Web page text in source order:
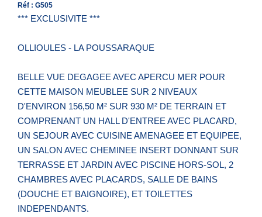
Réf : G505
*** EXCLUSIVITE ***
OLLIOULES - LA POUSSARAQUE
BELLE VUE DEGAGEE AVEC APERCU MER POUR
CETTE MAISON MEUBLEE SUR 2 NIVEAUX
D'ENVIRON 156,50 M² SUR 930 M² DE TERRAIN ET
COMPRENANT UN HALL D'ENTREE AVEC PLACARD,
UN SEJOUR AVEC CUISINE AMENAGEE ET EQUIPEE,
UN SALON AVEC CHEMINEE INSERT DONNANT SUR
TERRASSE ET JARDIN AVEC PISCINE HORS-SOL, 2
CHAMBRES AVEC PLACARDS, SALLE DE BAINS
(DOUCHE ET BAIGNOIRE), ET TOILETTES
INDEPENDANTS.